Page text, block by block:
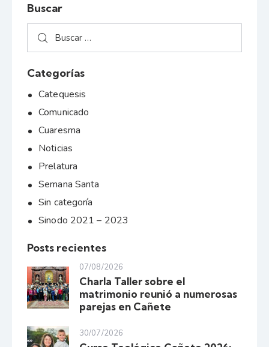
Buscar
Categorías
Catequesis
Comunicado
Cuaresma
Noticias
Prelatura
Semana Santa
Sin categoría
Sinodo 2021 – 2023
Posts recientes
07/08/2026
Charla Taller sobre el
matrimonio reunió a numerosas
parejas en Cañete
30/07/2026